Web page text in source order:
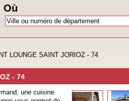
Où
LOUNGE SAINT JORIOZ - 74
- 74
une cuisine